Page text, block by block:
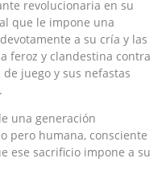
revolucionaria en su
que le impone una
a su cría y las
feroz y clandestina contra
juego y sus nefastas
una generación
pero humana, consciente
ese sacrificio impone a su